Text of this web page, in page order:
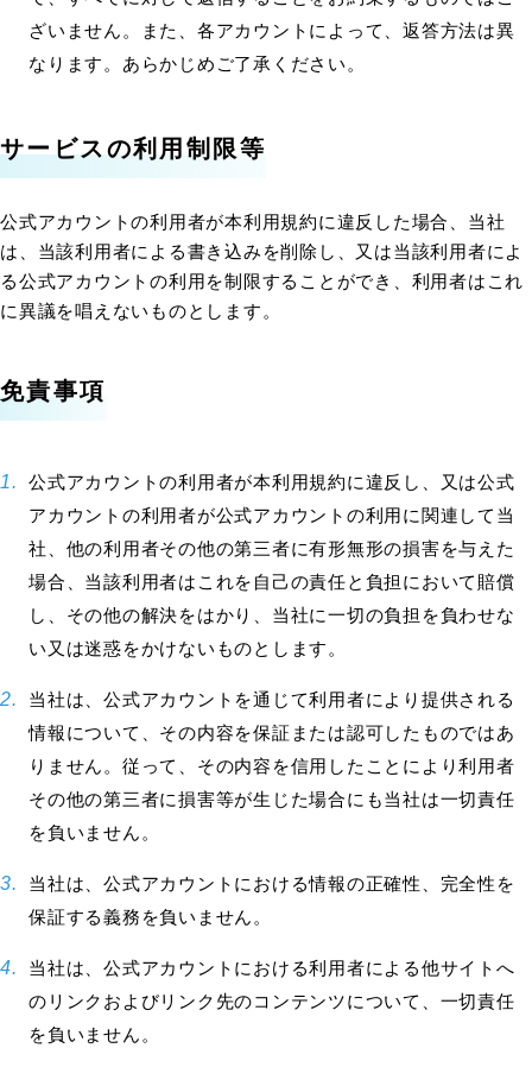
ざいません。また、各アカウントによって、返答方法は異
なります。あらかじめご了承ください。
サービスの利用制限等
公式アカウントの利用者が本利用規約に違反した場合、当社
は、当該利用者による書き込みを削除し、又は当該利用者によ
る公式アカウントの利用を制限することができ、利用者はこれ
に異議を唱えないものとします。
免責事項
公式アカウントの利用者が本利用規約に違反し、又は公式
アカウントの利用者が公式アカウントの利用に関連して当
社、他の利用者その他の第三者に有形無形の損害を与えた
場合、当該利用者はこれを自己の責任と負担において賠償
し、その他の解決をはかり、当社に一切の負担を負わせな
い又は迷惑をかけないものとします。
当社は、公式アカウントを通じて利用者により提供される
情報について、その内容を保証または認可したものではあ
りません。従って、その内容を信用したことにより利用者
その他の第三者に損害等が生じた場合にも当社は一切責任
を負いません。
当社は、公式アカウントにおける情報の正確性、完全性を
保証する義務を負いません。
当社は、公式アカウントにおける利用者による他サイトへ
のリンクおよびリンク先のコンテンツについて、一切責任
を負いません。